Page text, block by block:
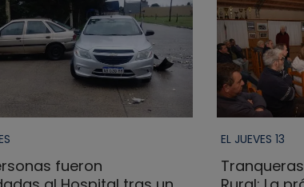
fueron
EL JUEVES 13